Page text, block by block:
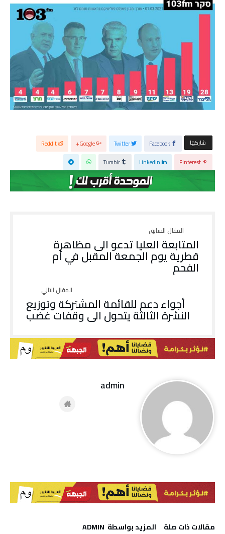
‫‫ شاركها‬ Facebook
Twitter
Google+
Reddit
Pinterest
Linkedin
Tumblr
المتابعة العليا تدعو الى مظاهرة
قطرية يوم الجمعة المقبل في أم
الفحم
أجواء دعم للقائمة المشتركة وتوزيع
النشرة الثالثة يتحول الى وقفات غضب
admin
‫مقالات ذات صلة‬ ‫‫المزيد بواسطة‬ ‬ ADMIN